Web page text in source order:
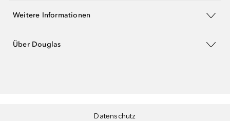
Weitere Informationen
Über Douglas
Datenschutz